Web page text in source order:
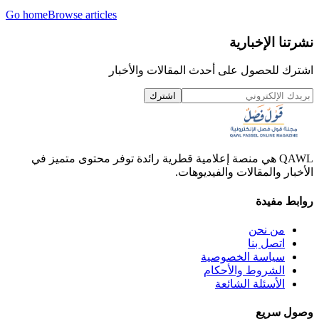
Go homeBrowse articles
نشرتنا الإخبارية
اشترك للحصول على أحدث المقالات والأخبار
اشترك
QAWL هي منصة إعلامية قطرية رائدة توفر محتوى متميز في
الأخبار والمقالات والفيديوهات.
روابط مفيدة
من نحن
اتصل بنا
سياسة الخصوصية
الشروط والأحكام
الأسئلة الشائعة
وصول سريع